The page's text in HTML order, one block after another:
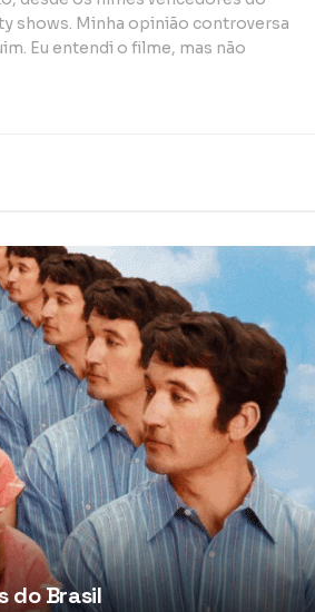
shows. Minha opinião controversa
Eu entendi o filme, mas não
do Brasil